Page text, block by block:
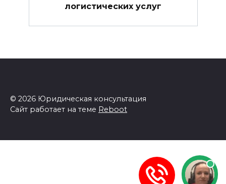
логистических услуг
© 2026 Юридическая консультация
Сайт работает на теме Reboot